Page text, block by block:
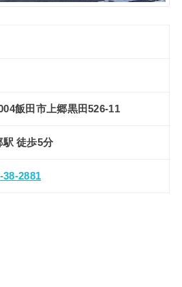
飯田市上郷黒田526-11
駅 徒歩5分
38-2881